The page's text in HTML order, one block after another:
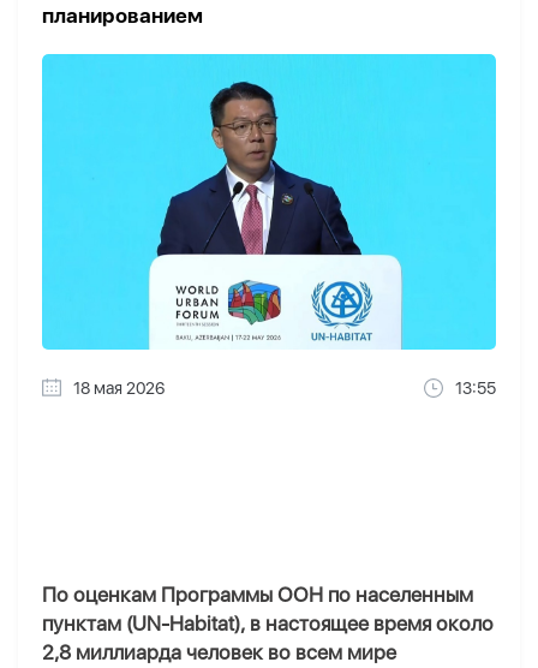
планированием
18 мая 2026 13:55
По оценкам Программы ООН по населенным
пунктам (UN-Habitat), в настоящее время около
2,8 миллиарда человек во всем мире